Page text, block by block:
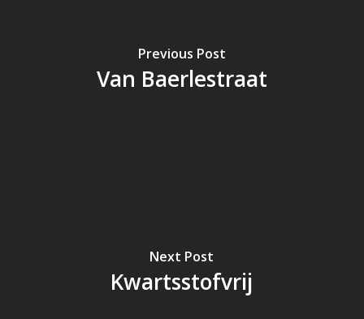
Previous Post
Van Baerlestraat
Next Post
Kwartsstofvrij